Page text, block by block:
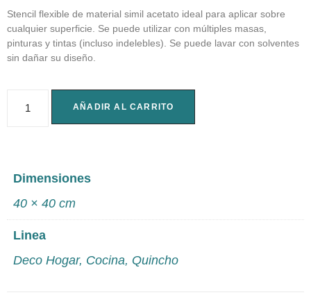
Stencil flexible de material simil acetato ideal para aplicar sobre
cualquier superficie. Se puede utilizar con múltiples masas,
pinturas y tintas (incluso indelebles). Se puede lavar con solventes
sin dañar su diseño.
AÑADIR AL CARRITO
Dimensiones
40 × 40 cm
Linea
Deco Hogar, Cocina, Quincho